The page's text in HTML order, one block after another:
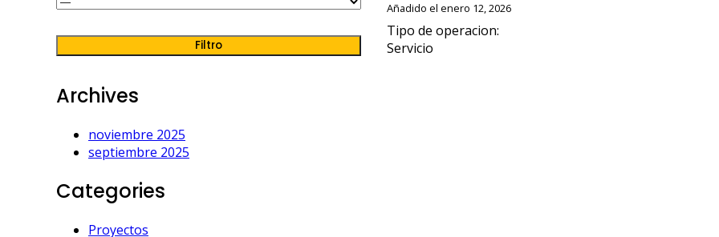
Filtro
Archives
noviembre 2025
septiembre 2025
Categories
Proyectos
Añadido el enero 12, 2026
Tipo de operacion:
Servicio